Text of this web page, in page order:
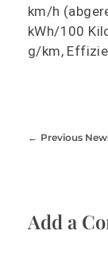
km/h
kWh/100
g/km,
Previous
Add a